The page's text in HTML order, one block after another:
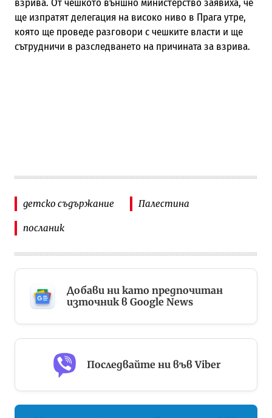
ще изпратят делегация на високо ниво в Прага утре,
която ще проведе разговори с чешките власти и ще
сътрудничи в разследването на причината за взрива.
детско съдържание Палестина
посланик
Добави ни като предпочитан
източник в Google News
Последвайте ни във Viber